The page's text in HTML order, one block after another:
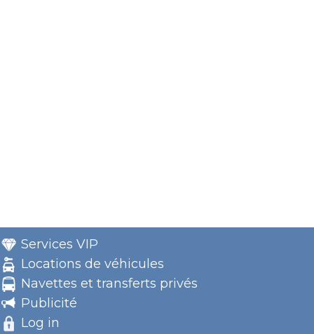
Services VIP
Locations de véhicules
Navettes et transferts privés
Publicité
Log in